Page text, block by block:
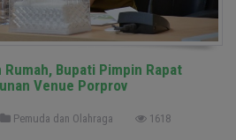
Bupati Pimpin Rapat
Venue Porprov
Pemuda dan Olahraga 1618